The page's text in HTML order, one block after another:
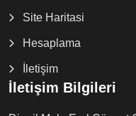
Site Haritasi
Hesaplama
İletişim
İletişim Bilgileri